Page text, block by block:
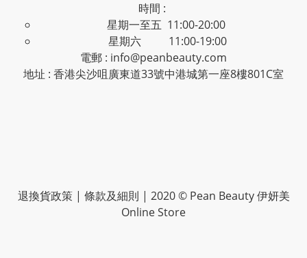
時間 :
星期一至五 11:00-20:00
星期六 11:00-19:00
電郵 : info@peanbeauty.com
地址 : 香港尖沙咀廣東道33號中港城第一座8樓801C室
退換貨政策| 條款及細則 | 2020 © Pean Beauty 伊妍美
Online Store